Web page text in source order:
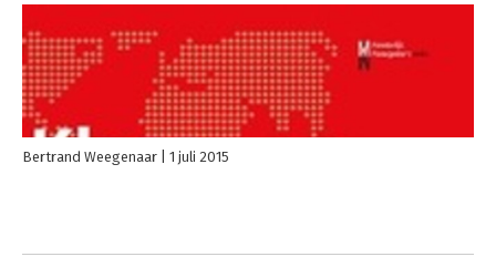
Bertrand Weegenaar 1 juli 2015